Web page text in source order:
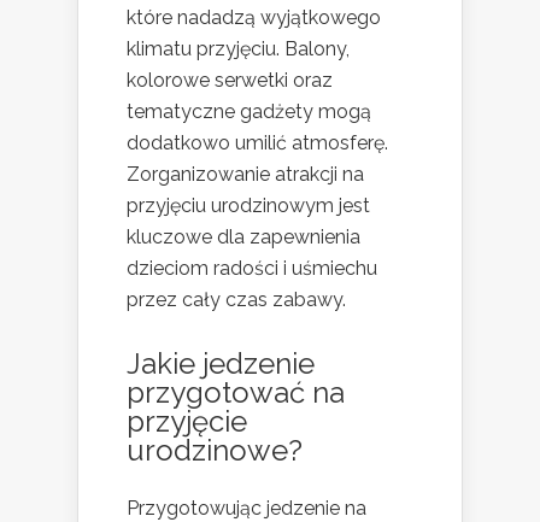
które nadadzą wyjątkowego
klimatu przyjęciu. Balony,
kolorowe serwetki oraz
tematyczne gadżety mogą
dodatkowo umilić atmosferę.
Zorganizowanie atrakcji na
przyjęciu urodzinowym jest
kluczowe dla zapewnienia
dzieciom radości i uśmiechu
przez cały czas zabawy.
Jakie jedzenie
przygotować na
przyjęcie
urodzinowe?
Przygotowując jedzenie na